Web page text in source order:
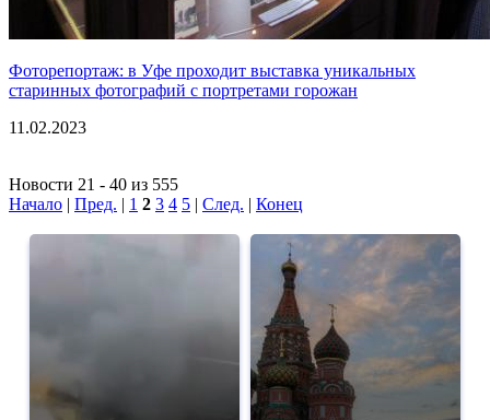
Фоторепортаж: в Уфе проходит выставка уникальных
старинных фотографий с портретами горожан
11.02.2023
Новости 21 - 40 из 555
Начало | Пред. | 1 2 3 4 5 | След. | Конец